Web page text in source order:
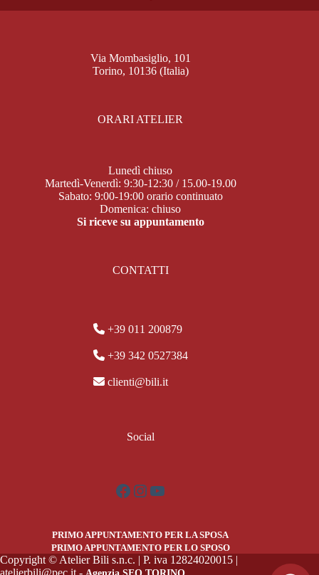
Via Mombasiglio, 101
Torino, 10136 (Italia)
ORARI ATELIER
Lunedì chiuso
Martedì-Venerdì: 9:30-12:30 / 15.00-19.00
Sabato: 9:00-19:00 orario continuato
Domenica: chiuso
Si riceve su appuntamento
CONTATTI
+39 011 200879
+39 342 0527384
clienti@bili.it
Social
Facebook
Instagram
YouTube
PRIMO APPUNTAMENTO PER LA SPOSA
PRIMO APPUNTAMENTO PER LO SPOSO
Copyright © Atelier Bili s.n.c. | P. iva 12824020015 |
atelierbili@pec.it -